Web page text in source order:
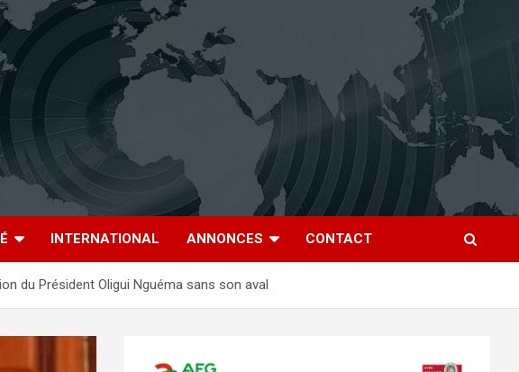
INTERNATIONAL ANNONCES CONTACT
du Président Oligui Nguéma sans son aval